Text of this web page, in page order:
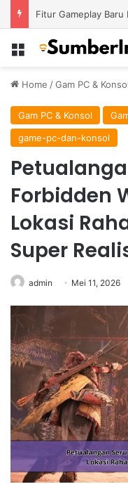
Menu
Home /Gam PC & Konsol
Gam PC & Konsol
game-pc-dan-konsol
Forbidden
Lokasi
Super
admin Mei 11, 2026